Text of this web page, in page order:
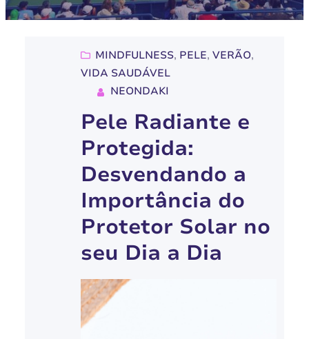
MINDFULNESS, PELE, VERÃO
VIDA SAUDÁVEL
NEONDAKI
Pele Radiante e
Protegida:
Desvendando a
Importância do
Protetor Solar no
seu Dia a Dia